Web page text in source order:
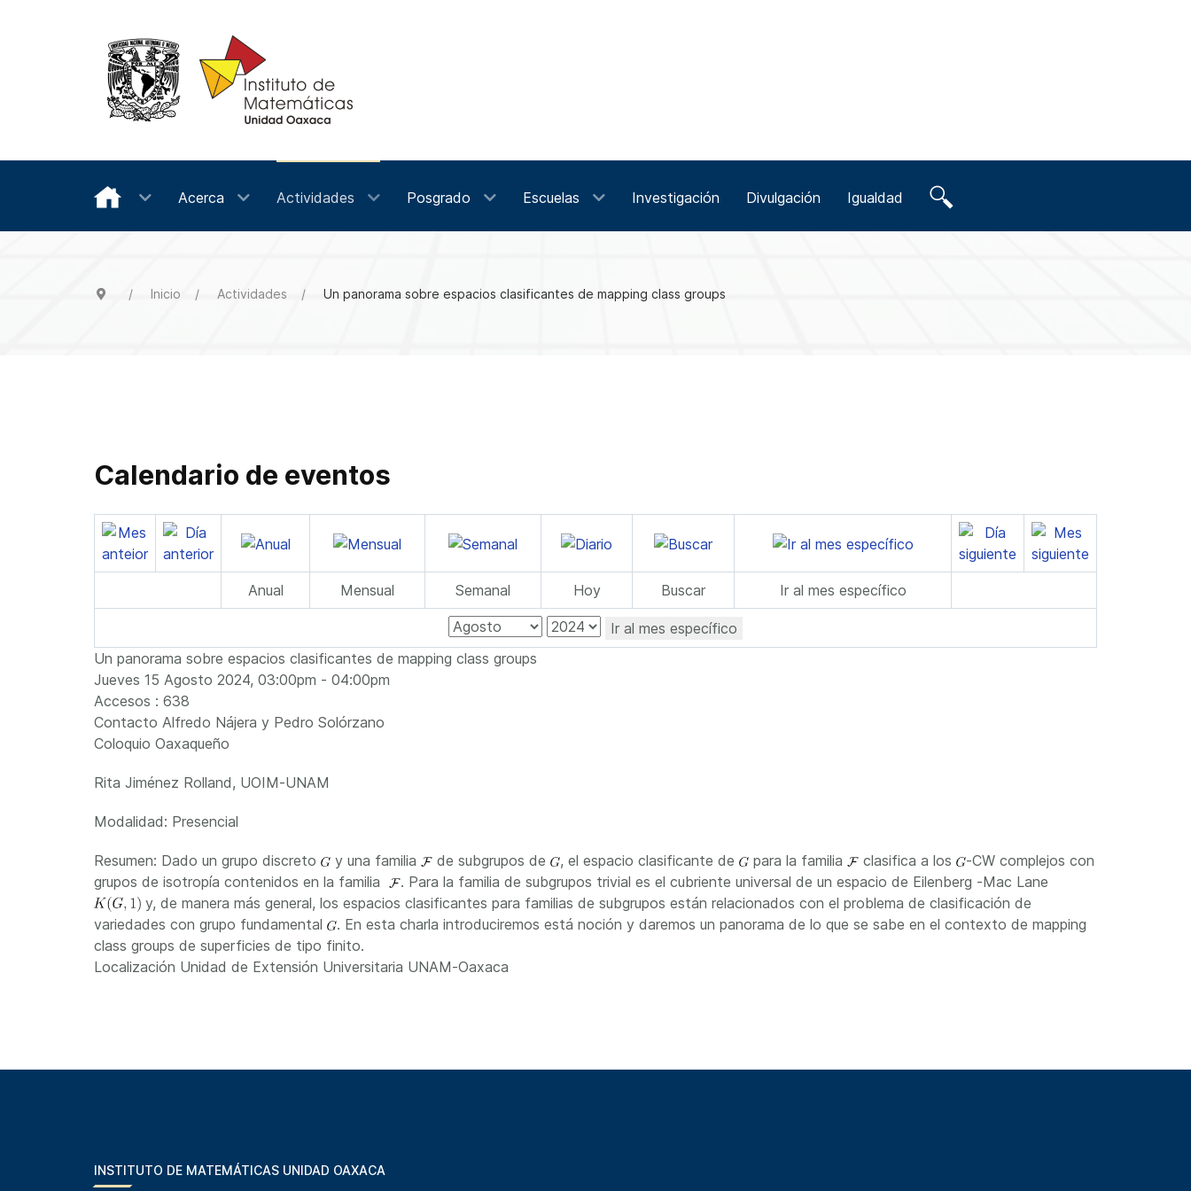
Acerca Actividades Posgrado Escuelas Investigación Divulgación Igualdad
Inicio Actividades Un panorama sobre espacios clasificantes de mapping class groups
Calendario de eventos
Anual Mensual Semanal Hoy Buscar Ir al mes específico
Ir al mes específico
Un panorama sobre espacios clasificantes de mapping class groups
Jueves 15 Agosto 2024, 03:00pm - 04:00pm
Accesos : 638
Contacto Alfredo Nájera y Pedro Solórzano
Coloquio Oaxaqueño
Rita Jiménez Rolland, UOIM-UNAM
Modalidad: Presencial
Resumen: Dado un grupo discreto y una familia de subgrupos de , el espacio clasificante de para la familia clasifica a los
-CW complejos con
grupos de isotropía contenidos en la familia
. Para la familia de subgrupos trivial es el cubriente universal de un espacio de Eilenberg -Mac Lane
y, de manera más general, los espacios clasificantes para familias de subgrupos están relacionados con el problema de clasificación de
variedades con grupo fundamental
. En esta charla introduciremos está noción y daremos un panorama de lo que se sabe en el contexto de mapping
class groups de superficies de tipo finito.
Localización Unidad de Extensión Universitaria UNAM-Oaxaca
INSTITUTO DE MATEMÁTICAS UNIDAD OAXACA